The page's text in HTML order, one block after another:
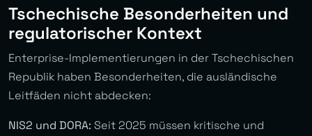
Tschechische Besonderheiten und
regulatorischer Kontext
Enterprise-Implementierungen in der Tschechischen
Republik haben Besonderheiten, die ausländische
Leitfäden nicht abdecken:
NIS2 und DORA: Seit 2025 müssen kritische und